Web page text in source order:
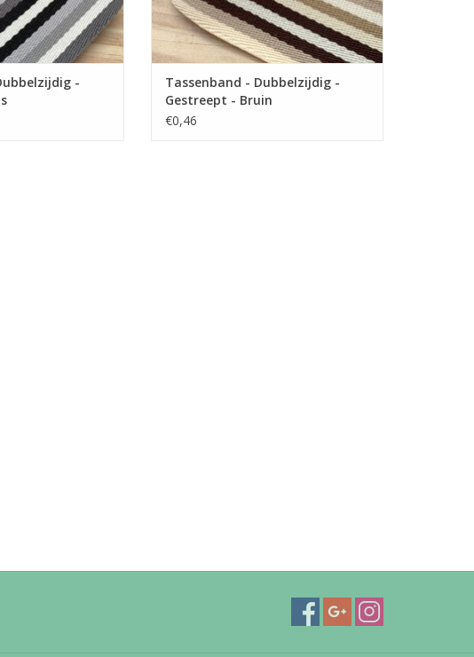
-
Tassenband - Dubbelzijdig -
Gestreept - Bruin
€0,46